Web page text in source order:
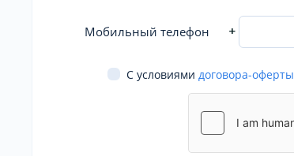
Мобильный телефон +
С условиями договора-оферты